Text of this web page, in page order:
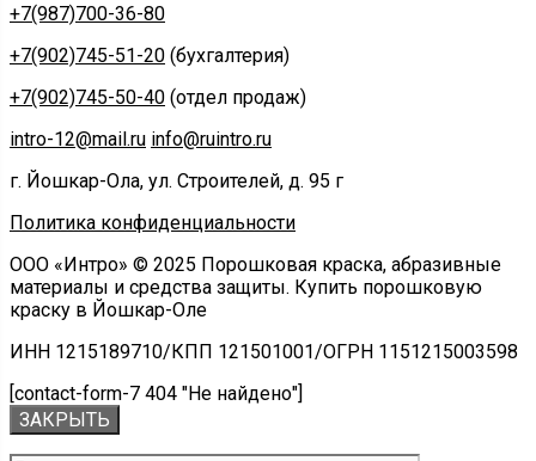
+7(987)700-36-80
+7(902)745-51-20 (бухгалтерия)
+7(902)745-50-40 (отдел продаж)
intro-12@mail.ru info@ruintro.ru
г. Йошкар-Ола, ул. Строителей, д. 95 г
Политика конфиденциальности
ООО «Интро» © 2025 Порошковая краска, абразивные
материалы и средства защиты. Купить порошковую
краску в Йошкар-Оле
ИНН 1215189710/КПП 121501001/ОГРН 1151215003598
[contact-form-7 404 "Не найдено"]
ЗАКРЫТЬ